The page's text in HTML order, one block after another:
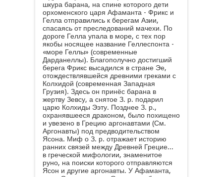
шкура барана, на спине которого дети
орхоменского царя Афаманта - Фрикс и
Гелла отправились к берегам Азии,
спасаясь от преследований мачехи. По
дороге Гелла упала в море, с тех пор
якобы носящее название Геллеспонта -
«море Геллы» (современные
Дарданеллы). Благополучно достигший
берега Фрикс высадился в стране Эе,
отождествлявшейся древними греками с
Колхидой (современная Западная
Грузия). Здесь он принёс барана в
жертву Зевсу, а снятое З. р. подарил
царю Колхиды Ээту. Позднее З. р.,
охранявшееся драконом, было похищено
и увезено в Грецию аргонавтами (См.
Аргонавты) под предводительством
Ясона. Миф о З. р. отражает историю
ранних связей между Древней Грецие...
в греческой мифологии, знаменитое
руно, на поиски которого отправляются
Ясон и другие аргонавты. У Афаманта,